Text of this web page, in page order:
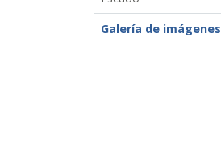
Galería de imágenes